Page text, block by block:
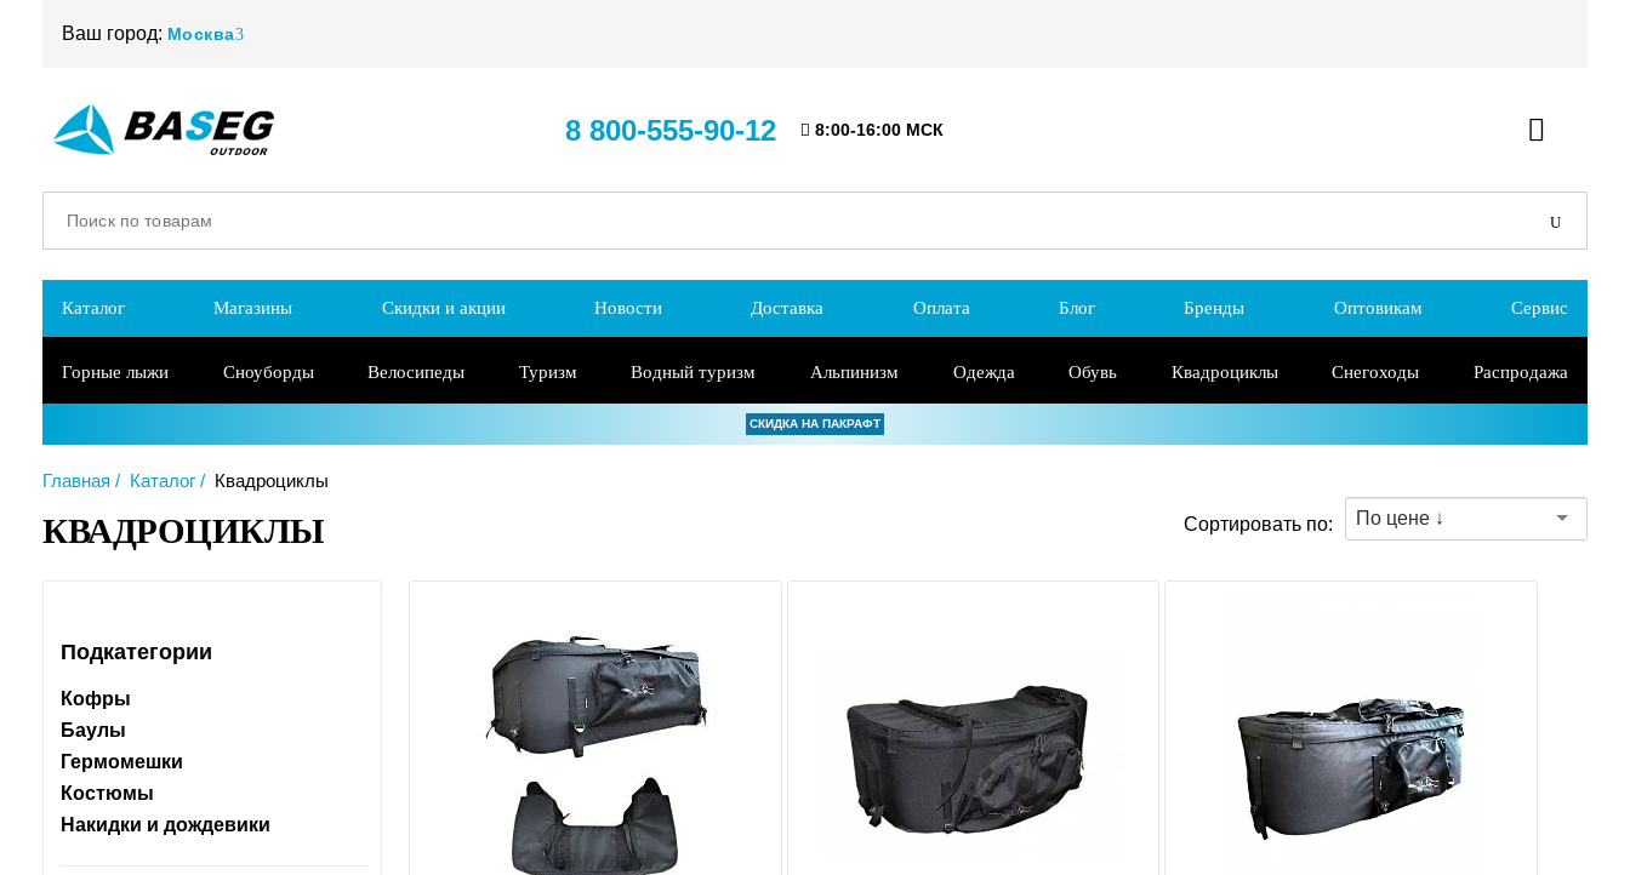
Ваш город: Москва
8 800-555-90-12 8:00-16:00 МСК
Каталог Магазины Скидки и акции Новости Доставка Оплата Блог Бренды Оптовикам Сервис
Горные лыжи Сноуборды Велосипеды Туризм Водный туризм Альпинизм Одежда Обувь Квадроциклы Снегоходы Распродажа
СКИДКА НА ПАКРАФТ
Главная Каталог Квадроциклы
КВАДРОЦИКЛЫ Сортировать по: По цене ↓
Подкатегории
Кофры
Баулы
Гермомешки
Костюмы
Накидки и дождевики